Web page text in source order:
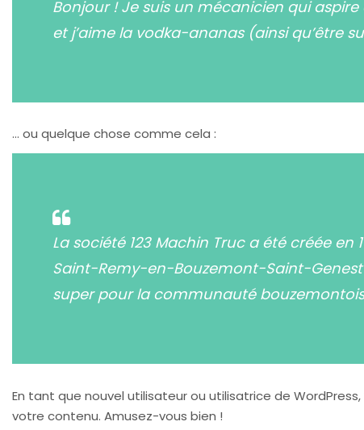
Bonjour ! Je suis un mécanicien qui
et j’aime la vodka-ananas (ainsi qu’être
… ou quelque chose comme cela :
La société 123 Machin Truc a été créée
Saint-Remy-en-Bouzemont-Saint-
super pour la communauté
En tant que nouvel utilisateur ou utilisatrice de
votre contenu. Amusez-vous bien !